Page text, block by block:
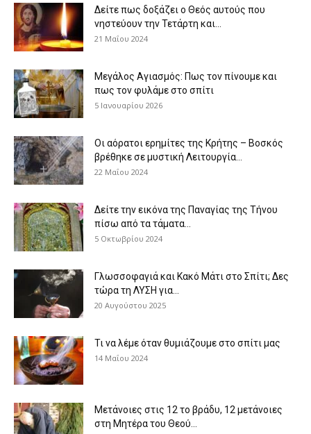
Δείτε πως δοξάζει ο Θεός αυτούς που
νηστεύουν την Τετάρτη και...
21 Μαΐου 2024
Μεγάλος Αγιασμός: Πως τον πίνουμε και
πως τον φυλάμε στο σπίτι
5 Ιανουαρίου 2026
Οι αόρατοι ερημίτες της Κρήτης – Βοσκός
βρέθηκε σε μυστική Λειτουργία...
22 Μαΐου 2024
Δείτε την εικόνα της Παναγίας της Τήνου
πίσω από τα τάματα...
5 Οκτωβρίου 2024
Γλωσσοφαγιά και Κακό Μάτι στο Σπίτι; Δες
τώρα τη ΛΥΣΗ για...
20 Αυγούστου 2025
Τι να λέμε όταν θυμιάζουμε στο σπίτι μας
14 Μαΐου 2024
Μετάνοιες στις 12 το βράδυ, 12 μετάνοιες
στη Μητέρα του Θεού...